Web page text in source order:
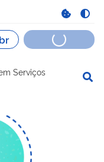
Serviços